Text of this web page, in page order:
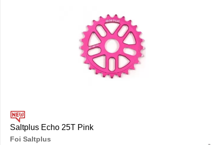
Saltplus Echo 25T Pink
Foi Saltplus